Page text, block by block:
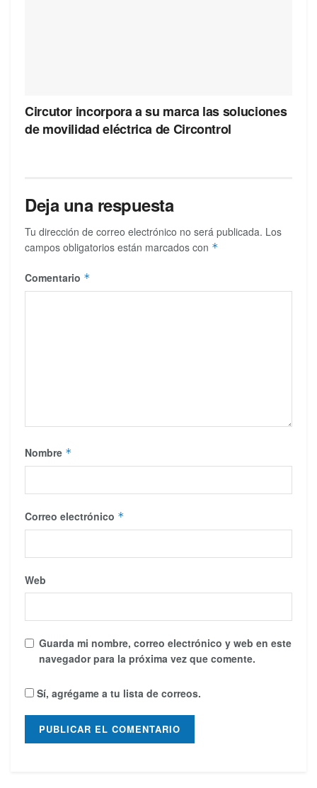
Circutor incorpora a su marca las soluciones
de movilidad eléctrica de Circontrol
Deja una respuesta
Tu dirección de correo electrónico no será publicada. Los
campos obligatorios están marcados con *
Comentario *
Nombre *
Correo electrónico *
Web
Guarda mi nombre, correo electrónico y web en este
navegador para la próxima vez que comente.
Sí, agrégame a tu lista de correos.